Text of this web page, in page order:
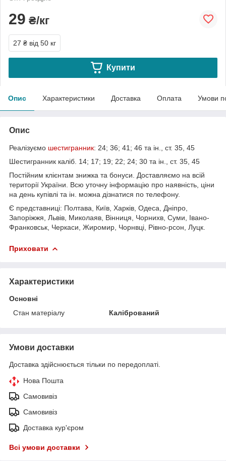
29 ₴/кг
27 ₴ від 50 кг
Купити
Опис Характеристики Доставка Оплата Умови
Опис
Реалізуємо шестигранник: 24; 36; 41; 46 та ін., ст. 35, 45
Шестигранник каліб. 14; 17; 19; 22; 24; 30 та ін., ст. 35, 45
Постійним клієнтам знижка та бонуси. Доставляємо на всій
території України. Всю уточну інформацію про наявність, ціни
на день купівлі та ін. можна дізнатися по телефону.
Є представниці: Полтава, Київ, Харків, Одеса, Дніпро,
Запоріжжя, Львів, Миколаяв, Вінниця, Чорнихв, Суми, Івано-
Франковськ, Черкаси, Жиромир, Чорнвці, Рівно-рсон, Луцк.
Приховати
Характеристики
Основні
Стан матеріалу
Калібрований
Умови доставки
Доставка здійснюється тільки по передоплаті.
Нова Пошта
Самовивіз
Самовивіз
Доставка кур'єром
Всі умови доставки